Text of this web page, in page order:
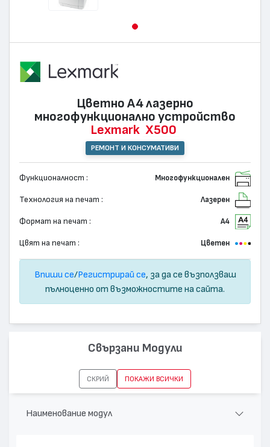
Цветно А4 лазернo
многофункционално устройство
Lexmark X500
РЕМОНТ И КОНСУМАТИВИ
Функционалност : Многофункционален
Технология на печат : Лазерен
Формат на печат : А4
Цвят на печат : Цветен
Впиши се/Регистрирай се, за да се възползваш
пълноценно от възможностите на сайта.
Свързани Модули
СКРИЙ ПОКАЖИ ВСИЧКИ
Наименование модул